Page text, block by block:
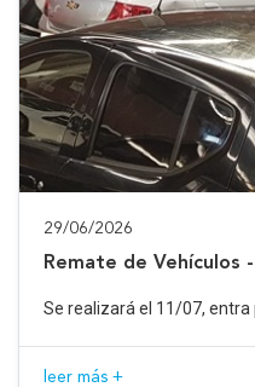
29/06/2026
Remate de Vehículos
Se realizará el 11/07, entra
leer más +